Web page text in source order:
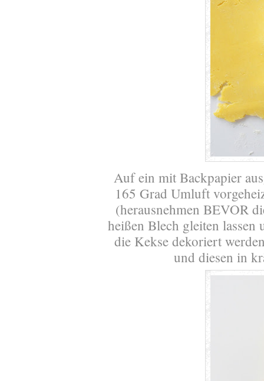
Auf ein mit Backpapier
165 Grad Umluft
(herausnehmen BEVOR
heißen Blech gleiten lassen
die Kekse dekoriert
und diesen in